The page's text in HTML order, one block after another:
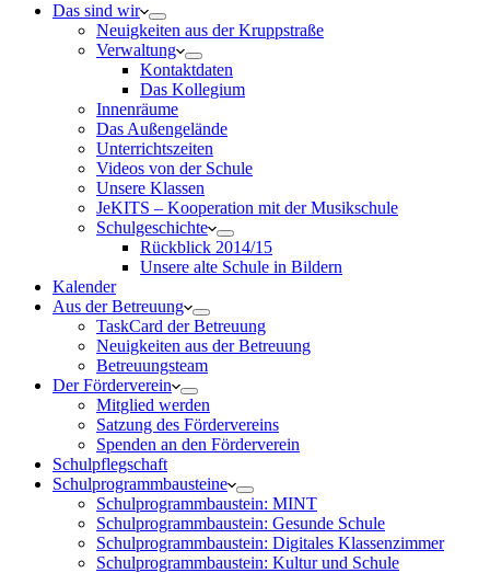
Das sind wir
Neuigkeiten aus der Kruppstraße
Verwaltung
Kontaktdaten
Das Kollegium
Innenräume
Das Außengelände
Unterrichtszeiten
Videos von der Schule
Unsere Klassen
JeKITS – Kooperation mit der Musikschule
Schulgeschichte
Rückblick 2014/15
Unsere alte Schule in Bildern
Kalender
Aus der Betreuung
TaskCard der Betreuung
Neuigkeiten aus der Betreuung
Betreuungsteam
Der Förderverein
Mitglied werden
Satzung des Fördervereins
Spenden an den Förderverein
Schulpflegschaft
Schulprogrammbausteine
Schulprogrammbaustein: MINT
Schulprogrammbaustein: Gesunde Schule
Schulprogrammbaustein: Digitales Klassenzimmer
Schulprogrammbaustein: Kultur und Schule